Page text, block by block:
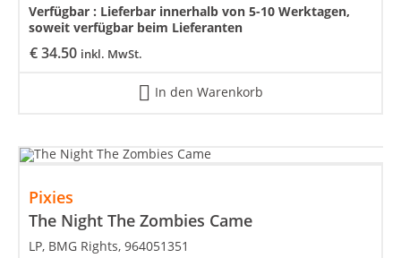
€34.50 inkl. MwSt.
Verfügbar : Lieferbar innerhalb von 5-10 Werktagen,
soweit verfügbar beim Lieferanten
In den Warenkorb
Pixies
The Night The Zombies Came
LP, BMG Rights, 964051351